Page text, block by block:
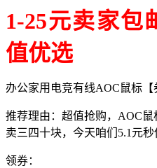
1-25元卖家包
值优选
办公家用电竞有线AOC鼠标【
推荐理由：超值抢购，AOC
卖三四十块，今天咱们5.1元秒
领券：